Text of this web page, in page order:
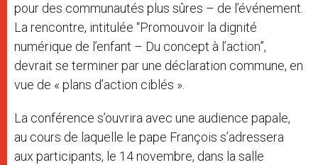
pour des communautés plus sûres – de l’événement.
La rencontre, intitulée “Promouvoir la dignité
numérique de l’enfant – Du concept à l’action”,
devrait se terminer par une déclaration commune, en
vue de « plans d’action ciblés ».
La conférence s’ouvrira avec une audience papale,
au cours de laquelle le pape François s’adressera
aux participants, le 14 novembre, dans la salle